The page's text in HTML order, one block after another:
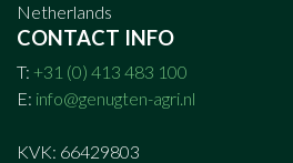
Netherlands
CONTACT INFO
T: +31 (0) 413 483 100
E: info@genugten-agri.nl
KVK: 66429803